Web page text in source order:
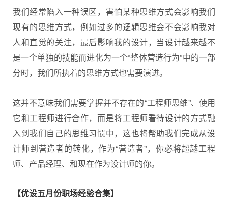
我们经常陷入一种误区，害怕某种思维方式会影响我们
现有的思维方式，例如过多的逻辑思维会不会影响我对
人和直觉的关注，最后影响我的设计，当设计越来越不
是一个单独的技能而进化为一个“整体营造行为”中的一部
分时，我们所执着的思维方式也需要演进。
这并不意味我们需要掌握并不存在的“工程师思维”、使用
它和工程师进行合作，而是将工程师看待设计的方式融
入到我们自己的思维习惯中，这也将帮助我们完成从设
计师到营造者的转化，作为“营造者”，你必将超越工程
师、产品经理、和现在作为设计师的你。
【优设五月份职场经验合集】